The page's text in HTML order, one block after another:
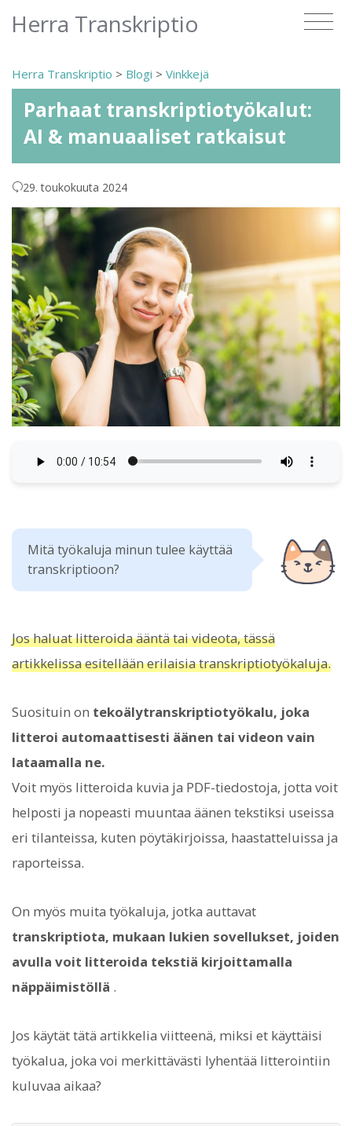
Herra Transkriptio
Herra Transkriptio > Blogi > Vinkkejä
Parhaat transkriptiotyökalut:
AI & manuaaliset ratkaisut
29. toukokuuta 2024
Mitä työkaluja minun tulee käyttää
transkriptioon?
Jos haluat litteroida ääntä tai videota, tässä
artikkelissa esitellään erilaisia ​​transkriptiotyökaluja.
Suosituin on tekoälytranskriptiotyökalu, joka
litteroi automaattisesti äänen tai videon vain
lataamalla ne.
Voit myös litteroida kuvia ja PDF-tiedostoja, jotta voit
helposti ja nopeasti muuntaa äänen tekstiksi useissa
eri tilanteissa, kuten pöytäkirjoissa, haastatteluissa ja
raporteissa.
On myös muita työkaluja, jotka auttavat
transkriptiota, mukaan lukien sovellukset, joiden
avulla voit litteroida tekstiä kirjoittamalla
näppäimistöllä .
Jos käytät tätä artikkelia viitteenä, miksi et käyttäisi
työkalua, joka voi merkittävästi lyhentää litterointiin
kuluvaa aikaa?